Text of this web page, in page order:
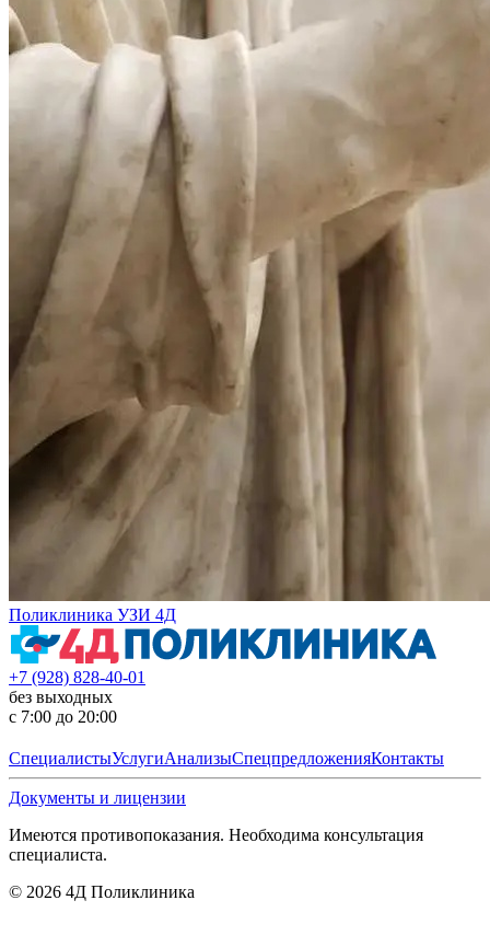
Поликлиника УЗИ 4Д
+7 (928) 828-40-01
без выходных
с 7:00 до 20:00
СпециалистыУслугиАнализыСпецпредложенияКонтакты
Документы и лицензии
Имеются противопоказания. Необходима консультация
специалиста.
© 2026 4Д Поликлиника